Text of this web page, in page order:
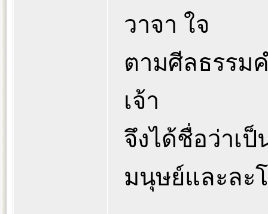
วาจา ใจ
ตามศีลธรรม
เจ้า
จึงได้ชื่อว่าเ
มนุษย์และละ